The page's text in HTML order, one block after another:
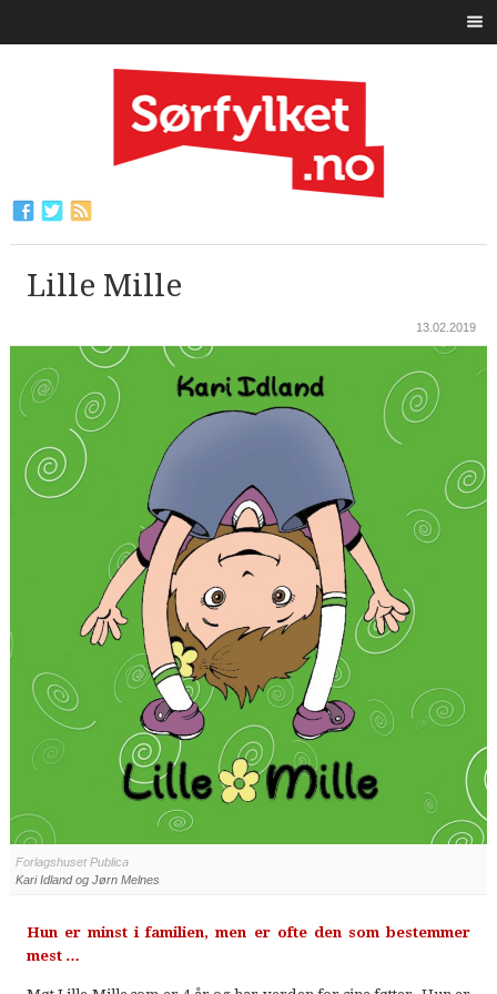
Lille Mille
13.02.2019
Forlagshuset Publica
Kari Idland og Jørn Melnes
Hun er minst i familien, men er ofte den som bestemmer
mest …